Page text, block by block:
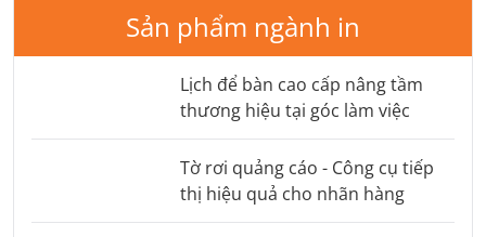
Sản phẩm ngành in
Lịch để bàn cao cấp nâng tầm
thương hiệu tại góc làm việc
Tờ rơi quảng cáo - Công cụ tiếp
thị hiệu quả cho nhãn hàng